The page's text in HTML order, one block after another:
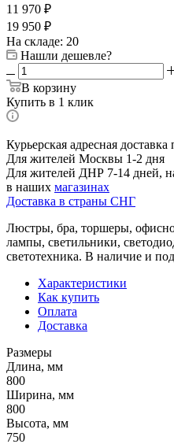
11 970 ₽
19 950 ₽
На складе: 20
Нашли дешевле?
В корзину
Купить в 1 клик
Курьерская адресная
Для жителей Москвы 1-2 дня
Для жителей ДНР 7-14 дней,
в наших магазинах
Доставка в страны СНГ
Люстры, бра, торшеры,
лампы, светильники,
светотехника. В наличие и под
Характеристики
Как купить
Оплата
Доставка
Размеры
Длина, мм
800
Ширина, мм
800
Высота, мм
750